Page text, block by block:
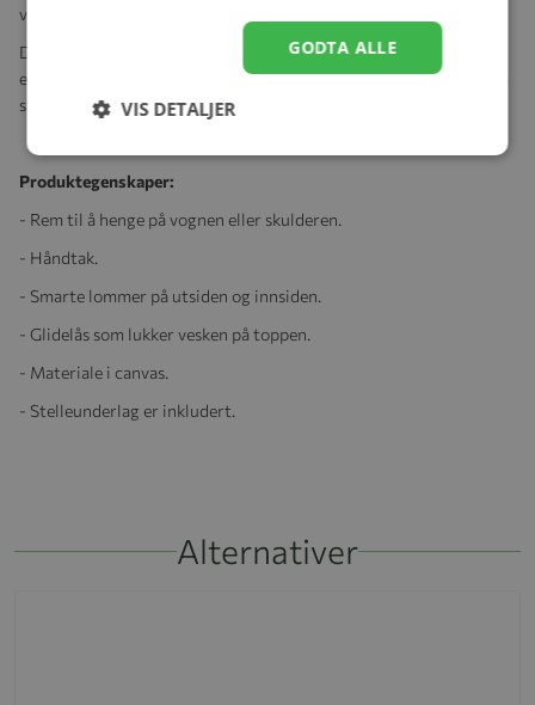
vesken over skulderen.
Duo Signatur har de klassiske spennene som gir deg valget som
enkelt kan feste vesken på vognen. Vesken er designet for deg som
syns komfort, kvalitet og design er like viktig.
Produktegenskaper:
- Rem til å henge på vognen eller skulderen.
- Håndtak.
- Smarte lommer på utsiden og innsiden.
- Glidelås som lukker vesken på toppen.
- Materiale i canvas.
- Stelleunderlag er inkludert.
Alternativer
GODTA ALLE
VIS DETALJER